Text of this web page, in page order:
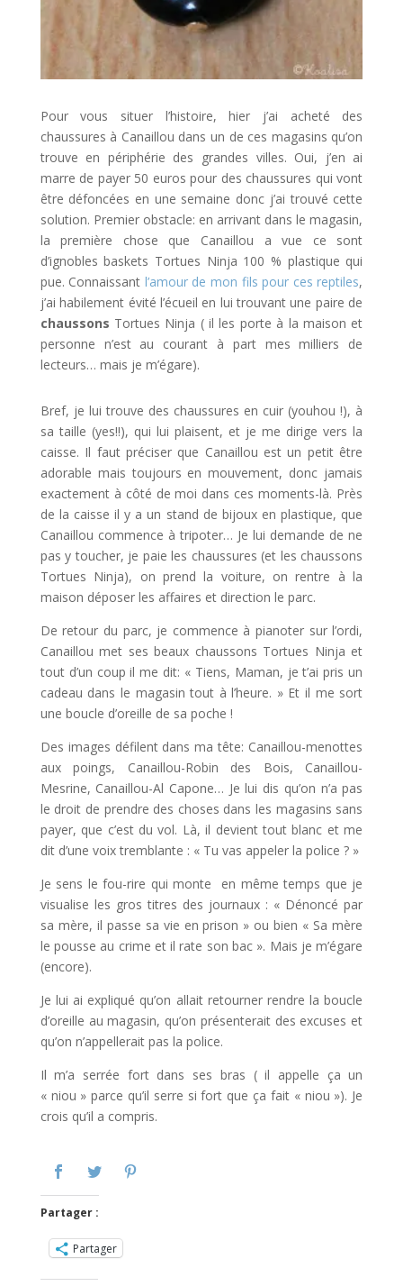
Pour vous situer l’histoire, hier j’ai acheté des
chaussures à Canaillou dans un de ces magasins qu’on
trouve en périphérie des grandes villes. Oui, j’en ai
marre de payer 50 euros pour des chaussures qui vont
être défoncées en une semaine donc j’ai trouvé cette
solution. Premier obstacle: en arrivant dans le magasin,
la première chose que Canaillou a vue ce sont
d’ignobles baskets Tortues Ninja 100 % plastique qui
pue. Connaissant l’amour de mon fils pour ces reptiles,
j’ai habilement évité l’écueil en lui trouvant une paire de
chaussons Tortues Ninja ( il les porte à la maison et
personne n’est au courant à part mes milliers de
lecteurs… mais je m’égare).
Bref, je lui trouve des chaussures en cuir (youhou !), à
sa taille (yes!!), qui lui plaisent, et je me dirige vers la
caisse. Il faut préciser que Canaillou est un petit être
adorable mais toujours en mouvement, donc jamais
exactement à côté de moi dans ces moments-là. Près
de la caisse il y a un stand de bijoux en plastique, que
Canaillou commence à tripoter… Je lui demande de ne
pas y toucher, je paie les chaussures (et les chaussons
Tortues Ninja), on prend la voiture, on rentre à la
maison déposer les affaires et direction le parc.
De retour du parc, je commence à pianoter sur l’ordi,
Canaillou met ses beaux chaussons Tortues Ninja et
tout d’un coup il me dit: « Tiens, Maman, je t’ai pris un
cadeau dans le magasin tout à l’heure. » Et il me sort
une boucle d’oreille de sa poche !
Des images défilent dans ma tête: Canaillou-menottes
aux poings, Canaillou-Robin des Bois, Canaillou-
Mesrine, Canaillou-Al Capone… Je lui dis qu’on n’a pas
le droit de prendre des choses dans les magasins sans
payer, que c’est du vol. Là, il devient tout blanc et me
dit d’une voix tremblante : « Tu vas appeler la police ? »
Je sens le fou-rire qui monte en même temps que je
visualise les gros titres des journaux : « Dénoncé par
sa mère, il passe sa vie en prison » ou bien « Sa mère
le pousse au crime et il rate son bac ». Mais je m’égare
(encore).
Je lui ai expliqué qu’on allait retourner rendre la boucle
d’oreille au magasin, qu’on présenterait des excuses et
qu’on n’appellerait pas la police.
Il m’a serrée fort dans ses bras ( il appelle ça un
« niou » parce qu’il serre si fort que ça fait « niou »). Je
crois qu’il a compris.
Partager :
Partager